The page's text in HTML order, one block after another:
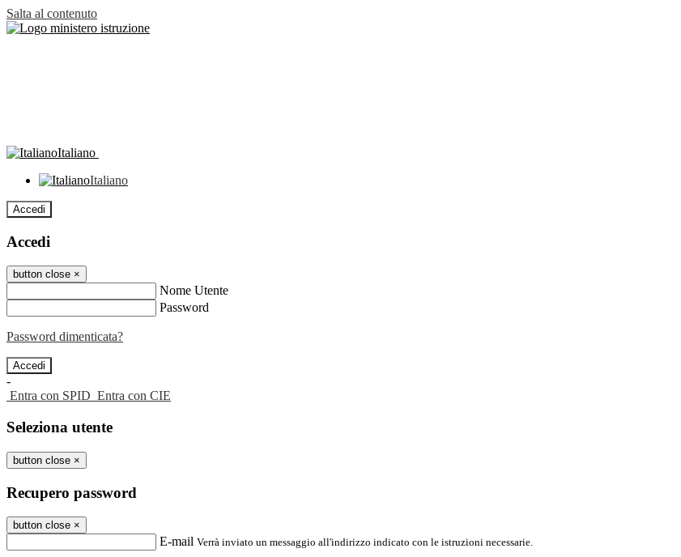
Salta al contenuto
Italiano
Italiano
Accedi
Accedi
button close ×
Nome Utente
Password
Password dimenticata?
-
Entra con SPID Entra con CIE
Seleziona utente
button close ×
Recupero password
button close ×
E-mail Verrà inviato un messaggio all'indirizzo indicato con le istruzioni necessarie.